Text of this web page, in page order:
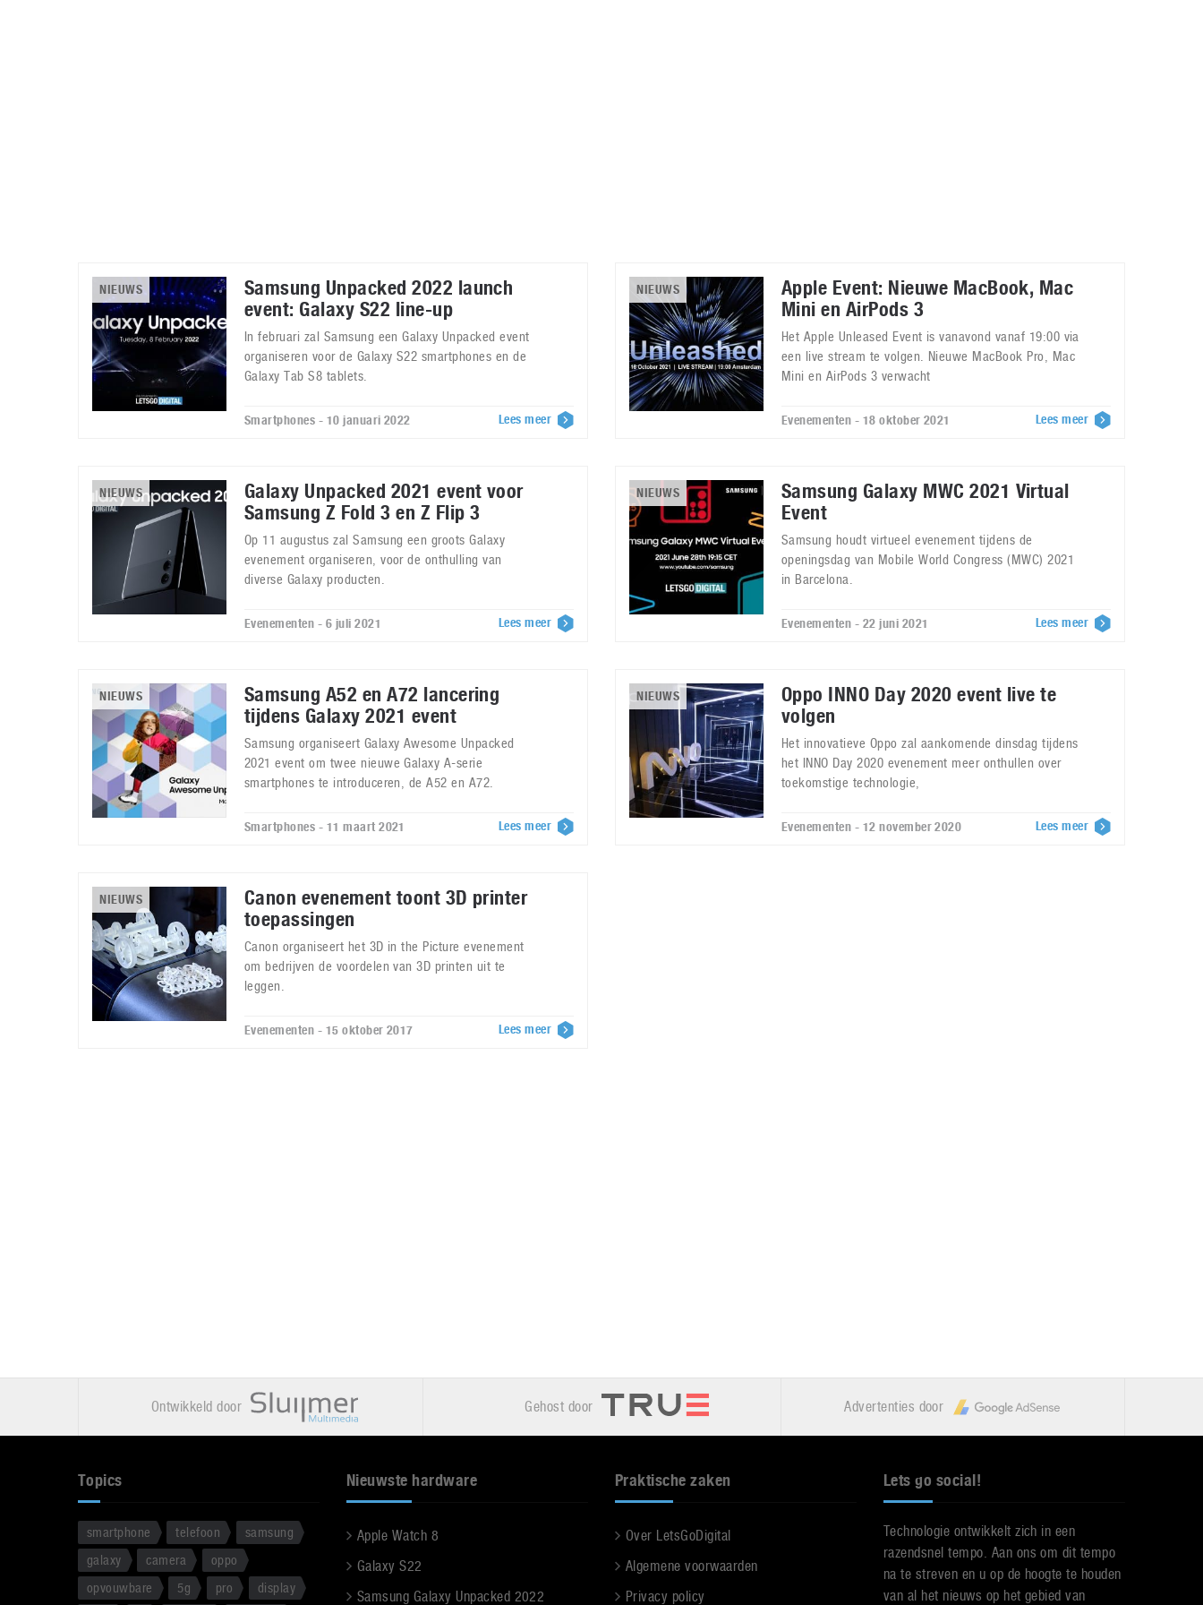
NIEUWS
Samsung Unpacked 2022 launch
event: Galaxy S22 line-up
In februari zal Samsung een Galaxy Unpacked event
organiseren voor de Galaxy S22 smartphones en de
Galaxy Tab S8 tablets.
Smartphones - 10 januari 2022 Lees meer
NIEUWS
Apple Event: Nieuwe MacBook, Mac
Mini en AirPods 3
Het Apple Unleased Event is vanavond vanaf 19:00 via
een live stream te volgen. Nieuwe MacBook Pro, Mac
Mini en AirPods 3 verwacht
Evenementen - 18 oktober 2021 Lees meer
NIEUWS
Galaxy Unpacked 2021 event voor
Samsung Z Fold 3 en Z Flip 3
Op 11 augustus zal Samsung een groots Galaxy
evenement organiseren, voor de onthulling van
diverse Galaxy producten.
Evenementen - 6 juli 2021 Lees meer
NIEUWS
Samsung Galaxy MWC 2021 Virtual
Event
Samsung houdt virtueel evenement tijdens de
openingsdag van Mobile World Congress (MWC) 2021
in Barcelona.
Evenementen - 22 juni 2021 Lees meer
NIEUWS
Samsung A52 en A72 lancering
tijdens Galaxy 2021 event
Samsung organiseert Galaxy Awesome Unpacked
2021 event om twee nieuwe Galaxy A-serie
smartphones te introduceren, de A52 en A72.
Smartphones - 11 maart 2021 Lees meer
NIEUWS
Oppo INNO Day 2020 event live te
volgen
Het innovatieve Oppo zal aankomende dinsdag tijdens
het INNO Day 2020 evenement meer onthullen over
toekomstige technologie,
Evenementen - 12 november 2020 Lees meer
NIEUWS
Canon evenement toont 3D printer
toepassingen
Canon organiseert het 3D in the Picture evenement
om bedrijven de voordelen van 3D printen uit te
leggen.
Evenementen - 15 oktober 2017 Lees meer
Ontwikkeld door Gehost door Advertenties door
Topics
smartphone telefoon
samsung
galaxy
camera
oppo
opvouwbare
5g pro display
Nieuwste hardware
Apple Watch 8
Galaxy S22
Samsung Galaxy Unpacked 2022
Praktische zaken
Over LetsGoDigital
Algemene voorwaarden
Privacy policy
Lets go social!
Technologie ontwikkelt zich in een
razendsnel tempo. Aan ons om dit tempo
na te streven en u op de hoogte te houden
van al het nieuws op het gebied van